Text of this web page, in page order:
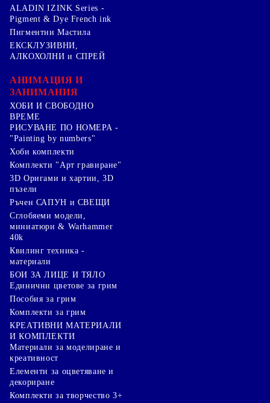
ALADIN IZINK Series -
Pigment & Dye French ink
Пигментни Мастила
ЕКСКЛУЗИВНИ,
АЛКОХОЛНИ и СПРЕЙ
АНИМАЦИЯ И
ЗАНИМАНИЯ
ХОБИ И СВОБОДНО
ВРЕМЕ
РИСУВАНЕ ПО НОМЕРА -
"Painting by numbers"
Хоби комплекти
Комплекти "Арт гравиране"
3D Оригами и хартии, 3D
пъзели
Ръчен САПУН и СВЕЩИ
Сглобяеми модели,
миниатюри & Warhammer
40k
Квилинг техника -
материали
БОИ ЗА ЛИЦЕ И ТЯЛО
Единични цветове за грим
Пособия за грим
Комплекти за грим
КРЕАТИВНИ МАТЕРИАЛИ
И КОМПЛЕКТИ
Mатериали за моделиране и
креативност
Елементи за оцветяване и
декориране
Комплекти за творчество 3+